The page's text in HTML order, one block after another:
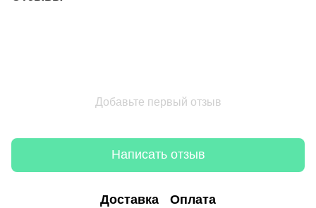
Добавьте первый отзыв
Написать отзыв
Доставка Оплата